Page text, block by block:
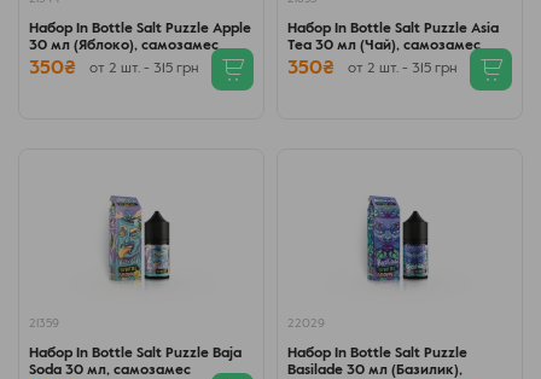
Набор In Bottle Salt Puzzle Apple
30 мл (Яблоко), самозамес
350₴ от 2 шт. - 315 грн
Набор In Bottle Salt Puzzle Asia
Tea 30 мл (Чай), самозамес
350₴ от 2 шт. - 315 грн
21359
Набор In Bottle Salt Puzzle Baja
Soda 30 мл, самозамес
22029
Набор In Bottle Salt Puzzle
Basilade 30 мл (Базилик),